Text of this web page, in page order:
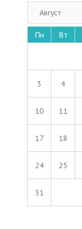
Пн Вт
3 4
10 11
17 18
24 25
31